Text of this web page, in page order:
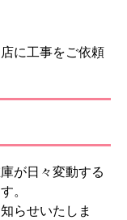
に工事をご依頼
が日々変動する
。
らせいたしま